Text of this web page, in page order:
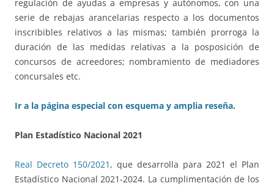
regulación de ayudas a empresas y autónomos, con una
serie de rebajas arancelarias respecto a los documentos
inscribibles relativos a las mismas; también prorroga la
duración de las medidas relativas a la posposición de
concursos de acreedores; nombramiento de mediadores
concursales etc.
Ir a la página especial con esquema y amplia reseña.
Plan Estadístico Nacional 2021
Real Decreto 150/2021 , que desarrolla para 2021 el Plan
Estadístico Nacional 2021-2024. La cumplimentación de los